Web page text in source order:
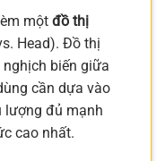
một đồ thị
Head). Đồ thị
biến giữa
cần dựa vào
lượng đủ mạnh
cao nhất.